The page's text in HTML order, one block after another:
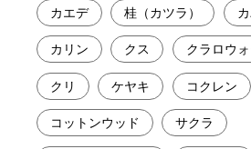
カエデ 桂（カツラ）
カリン クス クラロウ
クリ ケヤキ コクレン
コットンウッド サクラ